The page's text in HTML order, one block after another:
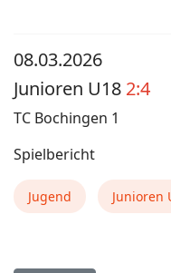
08.03.2026
Junioren U18 2:4
TC Bochingen 1
Spielbericht
Jugend Junioren